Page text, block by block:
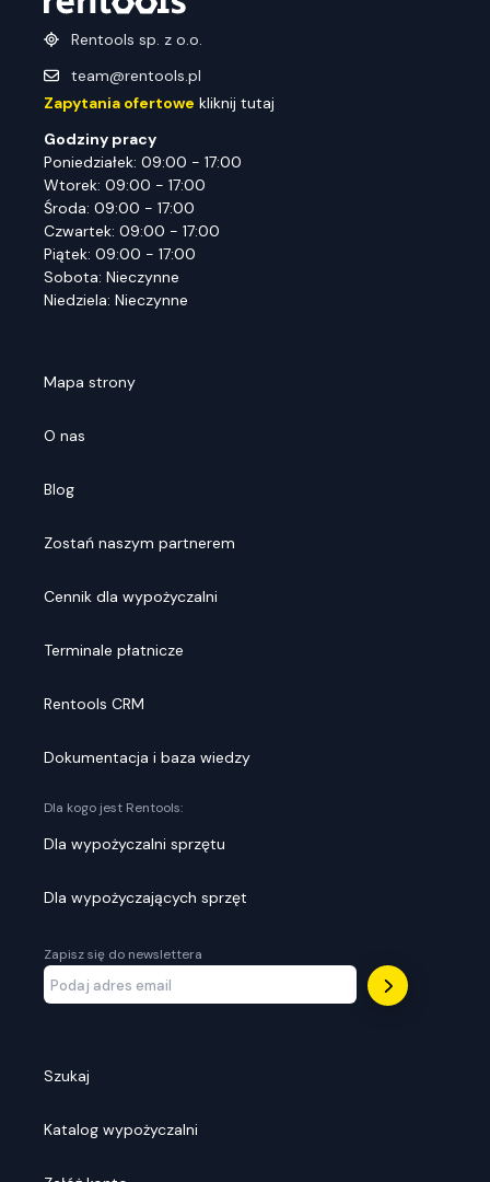
Rentools sp. z o.o.
team@rentools.pl
Zapytania ofertowe kliknij tutaj
Godziny pracy
Poniedziałek: 09:00 - 17:00
Wtorek: 09:00 - 17:00
Środa: 09:00 - 17:00
Czwartek: 09:00 - 17:00
Piątek: 09:00 - 17:00
Sobota: Nieczynne
Niedziela: Nieczynne
Mapa strony
O nas
Blog
Zostań naszym partnerem
Cennik dla wypożyczalni
Terminale płatnicze
Rentools CRM
Dokumentacja i baza wiedzy
Dla kogo jest Rentools:
Dla wypożyczalni sprzętu
Dla wypożyczających sprzęt
Zapisz się do newslettera
Szukaj
Katalog wypożyczalni